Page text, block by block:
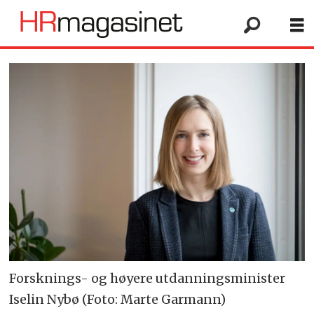
Forsknings- og høyere utdanningsminister
Iselin Nybø (Foto: Marte Garmann)